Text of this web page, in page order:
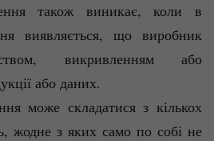
також виникає, коли в
виявляється, що виробник
викривленням або
або даних.
може складатися з кількох
жодне з яких само по собі не